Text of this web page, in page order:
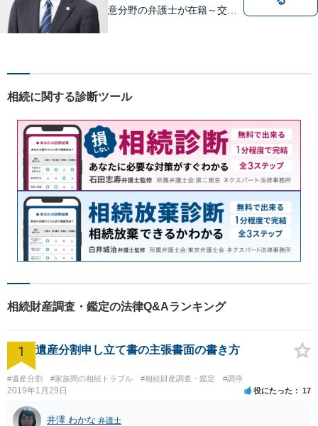
意分野の弁護士が在籍～交通
相続に関する診断ツール
相続財産調査・鑑定の法律Q&Aランキング
1 遺産分割申し立て書の主張書面の書き方
#遺産分割 #家族間の相続トラブル #相続財産調査・鑑定 #調停
2019年1月29日 役にたった 17
井澤 わかな 弁護士